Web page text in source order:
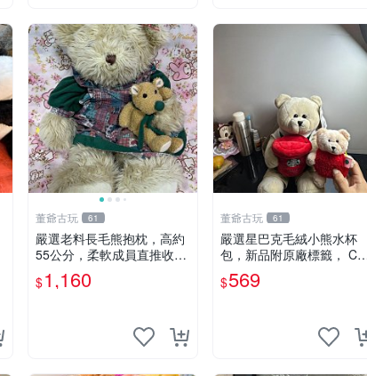
董爺古玩 61
嚴選老料長毛熊抱枕，高約
55公分，柔軟成員直推收藏
長毛熊 柔軟熊抱枕 55公分
$1,160
董爺古玩 61
嚴選星巴克毛絨小熊水杯
包，新品附原廠標籤， CO
NDITION 良好，詳情請參閱
商品圖片。 星巴克 毛絨小
$569